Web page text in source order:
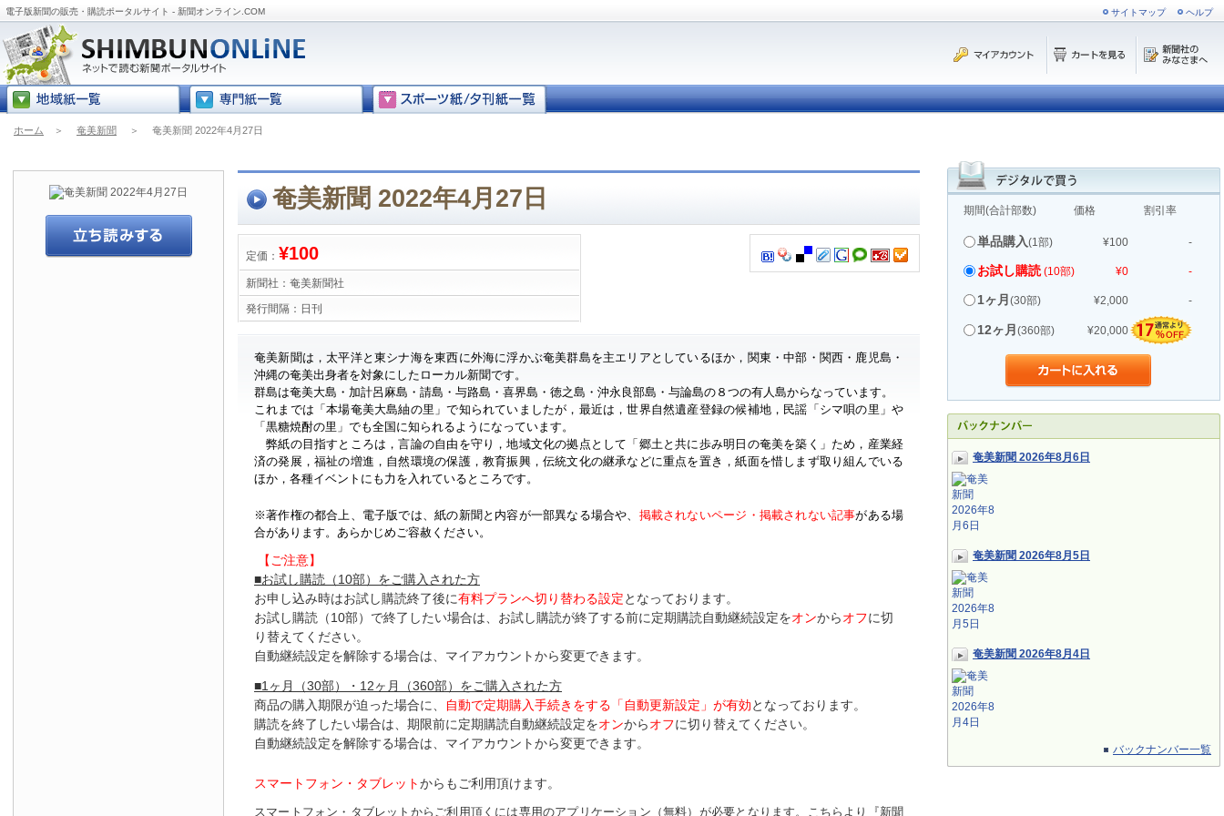
電子版新聞の販売・購読ポータルサイト - 新聞オンライン.COM サイトマップ ヘルプ
ホーム ＞ 奄美新聞 ＞ 奄美新聞 2022年4月27日
期間(合計部数) 価格 割引率
単品購入(1部) ¥100 -
お試し購読 (10部) ¥0 -
1ヶ月 (30部) ¥2,000 -
12ヶ月 (360部) ¥20,000
奄美新聞 2026年8月6日
奄美新聞 2026年8月5日
奄美新聞 2026年8月4日
バックナンバー一覧
奄美新聞 2022年4月27日
定価： ¥100
新聞社： 奄美新聞社
発行間隔： 日刊
奄美新聞は，太平洋と東シナ海を東西に外海に浮かぶ奄美群島を主エリアとしているほか，関東・中部・関西・鹿児島・
沖縄の奄美出身者を対象にしたローカル新聞です。
群島は奄美大島・加計呂麻島・請島・与路島・喜界島・徳之島・沖永良部島・与論島の８つの有人島からなっています。
これまでは「本場奄美大島紬の里」で知られていましたが，最近は，世界自然遺産登録の候補地，民謡「シマ唄の里」や
「黒糖焼酎の里」でも全国に知られるようになっています。
弊紙の目指すところは，言論の自由を守り，地域文化の拠点として「郷土と共に歩み明日の奄美を築く」ため，産業経
済の発展，福祉の増進，自然環境の保護，教育振興，伝統文化の継承などに重点を置き，紙面を惜しまず取り組んでいる
ほか，各種イベントにも力を入れているところです。
※著作権の都合上、 電子版では、紙の新聞と内容が一部異なる場合や、 掲載されないページ・掲載されない記事がある場
合があります。あらかじめご容赦ください。
【ご注意】
■お試し購読（10部）をご購入された方
お申し込み時はお試し購読終了後に有料プランへ切り替わる設定となっております。
お試し購読（10部）で終了したい場合は、お試し購読が終了する前に定期購読自動継続設定をオンからオフに切
り替えてください。
自動継続設定を解除する場合は、マイアカウントから変更できます。
■1ヶ月（30部）・12ヶ月（360部）をご購入された方
商品の購入期限が迫った場合に、
自動で定期購入手続きをする「自動更新設定」が有効となっております。
購読を終了したい場合は、期限前に定期購読自動継続設定をオンからオフに切り替えてください。
自動継続設定を解除する場合は、マイアカウントから変更できます。
スマートフォン・タブレットからもご利用頂けます。
スマートフォン・タブレットからご利用頂くには専用のアプリケーション（無料）が必要となります。 こちらより『新聞